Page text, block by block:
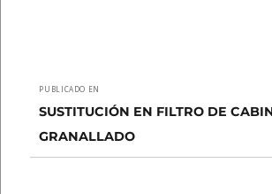
Navegación
de
entradas
PUBLICADO EN
SUSTITUCIÓN EN FILTRO DE
GRANALLADO